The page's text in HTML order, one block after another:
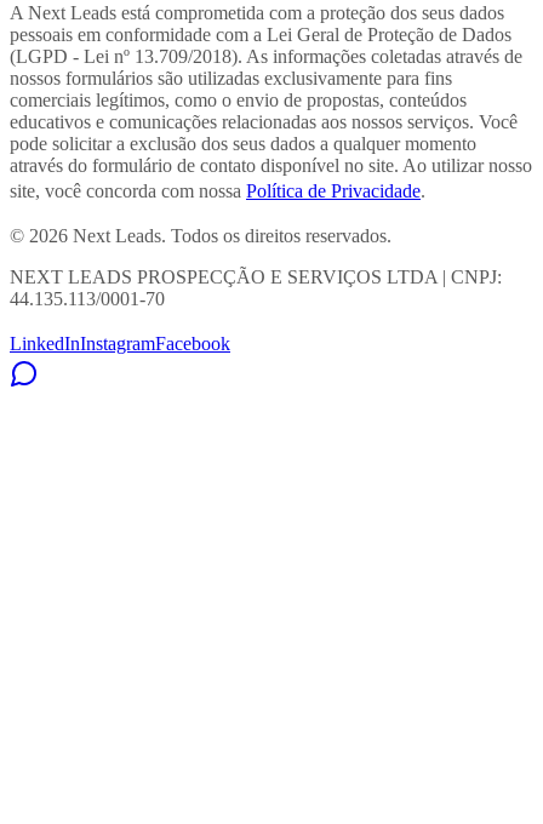
A Next Leads está comprometida com a proteção dos seus dados
pessoais em conformidade com a Lei Geral de Proteção de Dados
(LGPD - Lei nº 13.709/2018). As informações coletadas através de
nossos formulários são utilizadas exclusivamente para fins
comerciais legítimos, como o envio de propostas, conteúdos
educativos e comunicações relacionadas aos nossos serviços. Você
pode solicitar a exclusão dos seus dados a qualquer momento
através do formulário de contato disponível no site. Ao utilizar nosso
site, você concorda com nossa Política de Privacidade.
© 2026 Next Leads. Todos os direitos reservados.
NEXT LEADS PROSPECÇÃO E SERVIÇOS LTDA | CNPJ:
44.135.113/0001-70
LinkedInInstagramFacebook